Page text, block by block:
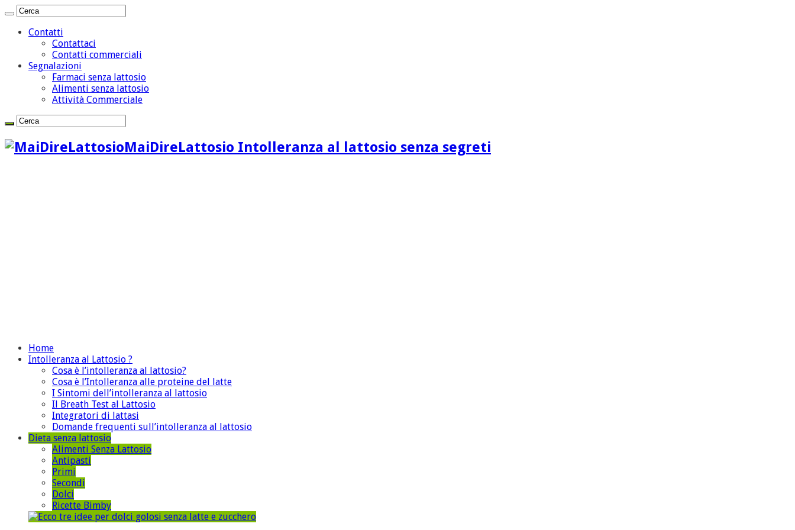
Contatti
Contattaci
Contatti commerciali
Segnalazioni
Farmaci senza lattosio
Alimenti senza lattosio
Attività Commerciale
MaiDireLattosio Intolleranza al lattosio senza segreti
Home
Intolleranza al Lattosio ?
Cosa è l’intolleranza al lattosio?
Cosa è l’Intolleranza alle proteine del latte
I Sintomi dell’intolleranza al lattosio
Il Breath Test al Lattosio
Integratori di lattasi
Domande frequenti sull’intolleranza al lattosio
Dieta senza lattosio
Alimenti Senza Lattosio
Antipasti
Primi
Secondi
Dolci
Ricette Bimby